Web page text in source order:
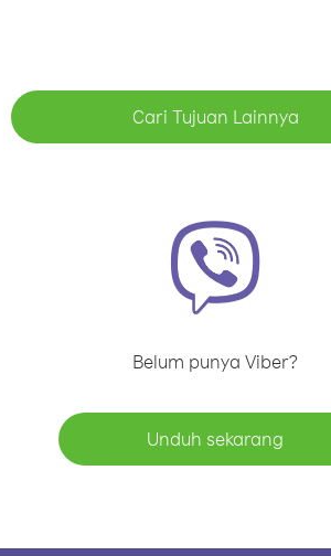
Cari Tujuan Lainnya
Belum punya Viber?
Unduh sekarang